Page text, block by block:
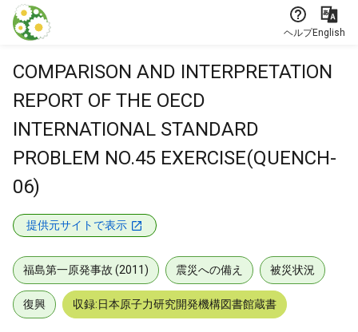
本文に飛ぶ
ヘルプEnglish
COMPARISON AND INTERPRETATION
REPORT OF THE OECD
INTERNATIONAL STANDARD
PROBLEM NO.45 EXERCISE(QUENCH-
06)
提供元サイトで表示
福島第一原発事故 (2011) 震災への備え 被災状況
復興 収録:日本原子力研究開発機構図書館蔵書